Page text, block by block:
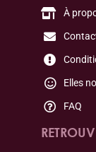
À
Elles
FAQ